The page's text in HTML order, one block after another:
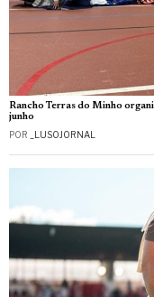
Rancho Terras do Minho
junho
POR _LUSOJORNAL